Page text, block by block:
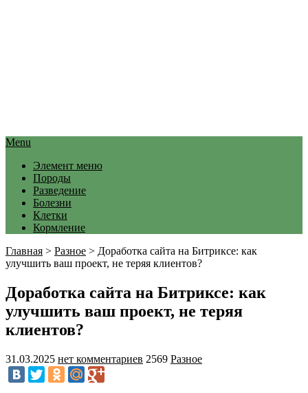
Menu
Элемент меню
Породы
Разведение
Болезни
Клетки
Кормление
Главная > Разное > Доработка сайта на Битриксе: как
улучшить ваш проект, не теряя клиентов?
Доработка сайта на Битриксе: как
улучшить ваш проект, не теряя
клиентов?
31.03.2025 нет комментариев 2569 Разное